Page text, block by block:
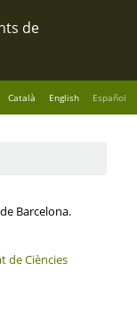
Català English Español
Barcelona.
de Ciències